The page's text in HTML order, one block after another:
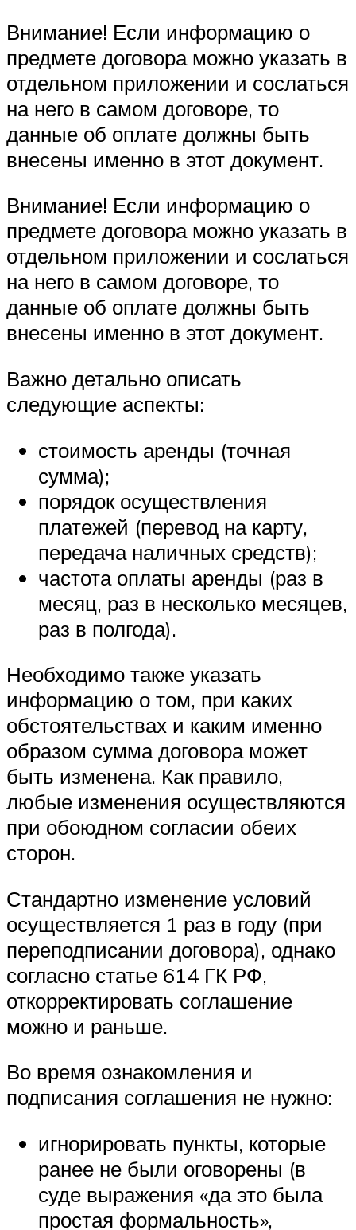
Внимание! Если информацию о
предмете договора можно указать в
отдельном приложении и сослаться
на него в самом договоре, то
данные об оплате должны быть
внесены именно в этот документ.
Внимание! Если информацию о
предмете договора можно указать в
отдельном приложении и сослаться
на него в самом договоре, то
данные об оплате должны быть
внесены именно в этот документ.
Важно детально описать
следующие аспекты:
стоимость аренды (точная
сумма);
порядок осуществления
платежей (перевод на карту,
передача наличных средств);
частота оплаты аренды (раз в
месяц, раз в несколько месяцев,
раз в полгода).
Необходимо также указать
информацию о том, при каких
обстоятельствах и каким именно
образом сумма договора может
быть изменена. Как правило,
любые изменения осуществляются
при обоюдном согласии обеих
сторон.
Стандартно изменение условий
осуществляется 1 раз в году (при
переподписании договора), однако
согласно статье 614 ГК РФ,
откорректировать соглашение
можно и раньше.
Во время ознакомления и
подписания соглашения не нужно:
игнорировать пункты, которые
ранее не были оговорены (в
суде выражения «да это была
простая формальность»,